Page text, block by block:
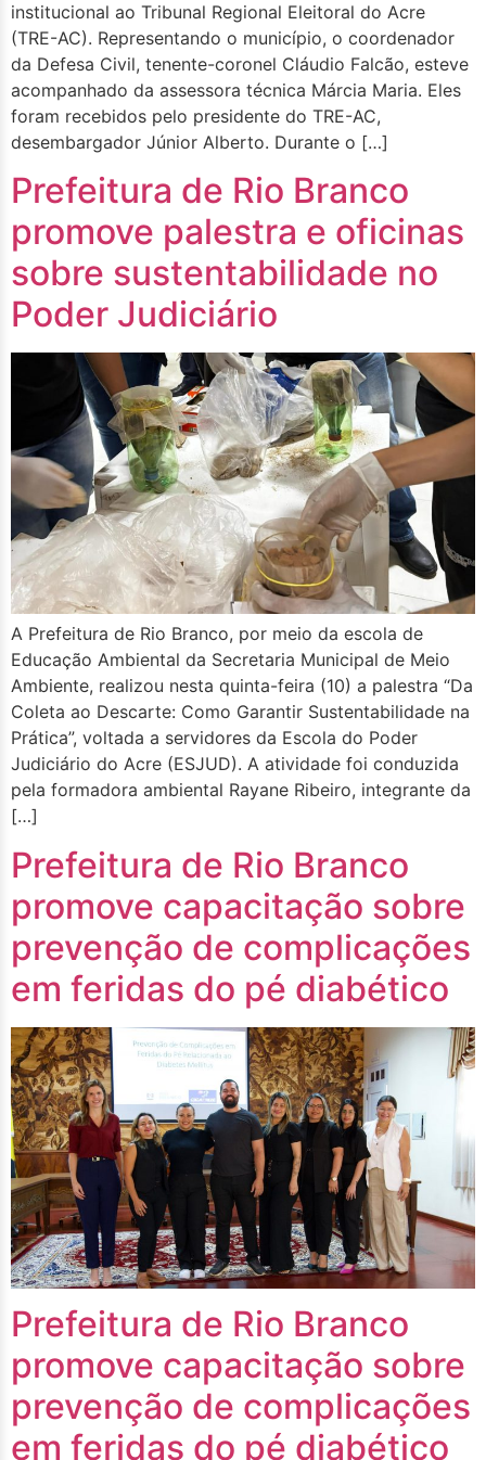
institucional ao Tribunal Regional Eleitoral do Acre
(TRE-AC). Representando o município, o coordenador
da Defesa Civil, tenente-coronel Cláudio Falcão, esteve
acompanhado da assessora técnica Márcia Maria. Eles
foram recebidos pelo presidente do TRE-AC,
desembargador Júnior Alberto. Durante o […]
Prefeitura de Rio Branco
promove palestra e oficinas
sobre sustentabilidade no
Poder Judiciário
A Prefeitura de Rio Branco, por meio da escola de
Educação Ambiental da Secretaria Municipal de Meio
Ambiente, realizou nesta quinta-feira (10) a palestra “Da
Coleta ao Descarte: Como Garantir Sustentabilidade na
Prática”, voltada a servidores da Escola do Poder
Judiciário do Acre (ESJUD). A atividade foi conduzida
pela formadora ambiental Rayane Ribeiro, integrante da
[…]
Prefeitura de Rio Branco
promove capacitação sobre
prevenção de complicações
em feridas do pé diabético
Prefeitura de Rio Branco
promove capacitação sobre
prevenção de complicações
em feridas do pé diabético